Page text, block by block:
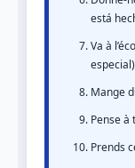
está
Va à
especial)
Mange
Pense à
Prends